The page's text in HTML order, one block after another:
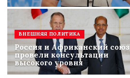
ВНЕШНЯЯ ПОЛИТИКА
Россия и Африканский союз
провели консультации
высокого уровня